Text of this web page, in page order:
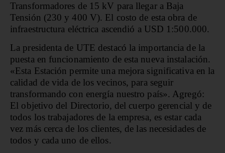
Transformadores de 15 kV para llegar a Baja
Tensión (230 y 400 V). El costo de esta obra de
infraestructura eléctrica ascendió a USD 1:500.000.
La presidenta de UTE destacó la importancia de la
puesta en funcionamiento de esta nueva instalación.
«Esta Estación permite una mejora significativa en la
calidad de vida de los vecinos, para seguir
transformando con energía nuestro país». Agregó:
El objetivo del Directorio, del cuerpo gerencial y de
todos los trabajadores de la empresa, es estar cada
vez más cerca de los clientes, de las necesidades de
todos y cada uno de ellos.